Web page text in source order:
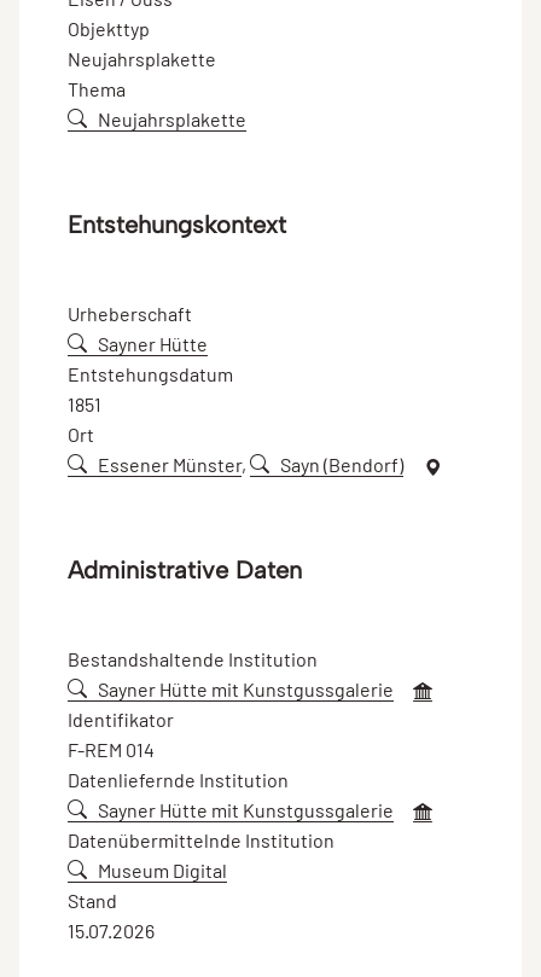
Objekttyp
Neujahrsplakette
Thema
Neujahrsplakette
Entstehungskontext
Urheberschaft
Sayner Hütte
Entstehungsdatum
1851
Ort
Essener Münster, Sayn (Bendorf)
Administrative Daten
Bestandshaltende Institution
Sayner Hütte mit Kunstgussgalerie
Identifikator
F-REM 014
Datenliefernde Institution
Sayner Hütte mit Kunstgussgalerie
Datenübermittelnde Institution
Museum Digital
Stand
15.07.2026